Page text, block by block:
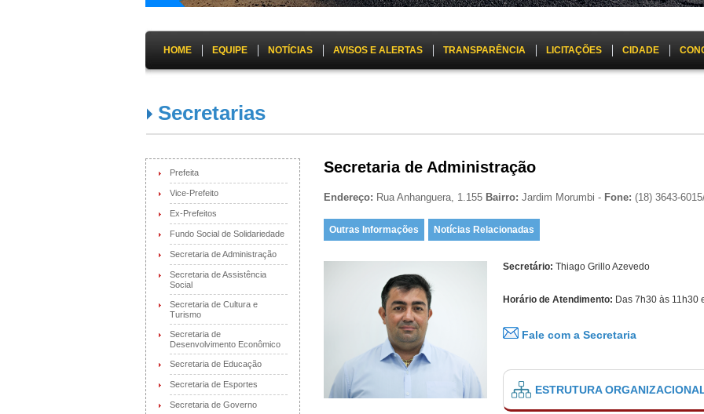
HOME EQUIPE NOTÍCIAS AVISOS E ALERTAS TRANSPARÊNCIA LICITAÇÕES CIDADE
Secretarias
Prefeita
Vice-Prefeito
Ex-Prefeitos
Fundo Social de Solidariedade
Secretaria de Administração
Secretaria de Assistência
Social
Secretaria de Cultura e
Turismo
Secretaria de
Desenvolvimento Econômico
Secretaria de Educação
Secretaria de Esportes
Secretaria de Governo
Secretaria de Administração
Endereço: Rua Anhanguera, 1.155 Bairro: Jardim Morumbi - Fone: (18) 3643-
Outras Informações Notícias Relacionadas
Secretário: Thiago Grillo Azevedo
Horário de Atendimento: Das 7h30 às 11h30
Fale com a Secretaria
ESTRUTURA